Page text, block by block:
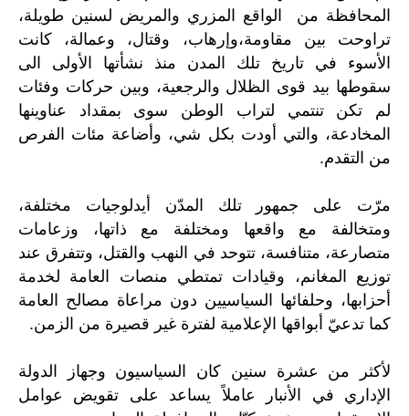
المحافظة من
الواقع المزري والمريض لسنين طويلة،
تراوحت بين مقاومة،وإرهاب، وقتال، وعمالة، كانت
الأسوء في تاريخ تلك المدن منذ نشأتها الأولى الى
سقوطها بيد قوى الظلال والرجعية، وبين حركات وفئات
لم تكن تنتمي لتراب الوطن سوى بمقداد عناوينها
المخادعة، والتي أودت بكل شي، وأضاعة مئات الفرص
من التقدم.
مرّت على جمهور تلك المدّن أيدلوجيات مختلفة،
ومتخالفة مع واقعها ومختلفة مع ذاتها، وزعامات
متصارعة، متنافسة، تتوحد في النهب والقتل، وتتفرق عند
توزيع المغانم، وقيادات تمتطي منصات العامة لخدمة
أحزابها، وحلفائها السياسيين دون مراعاة مصالح العامة
كما تدعيّ أبواقها الإعلامية لفترة غير قصيرة من الزمن.
لأكثر من عشرة سنين كان السياسيون وجهاز الدولة
الإداري في الأنبار عاملاً يساعد على تقويض عوامل